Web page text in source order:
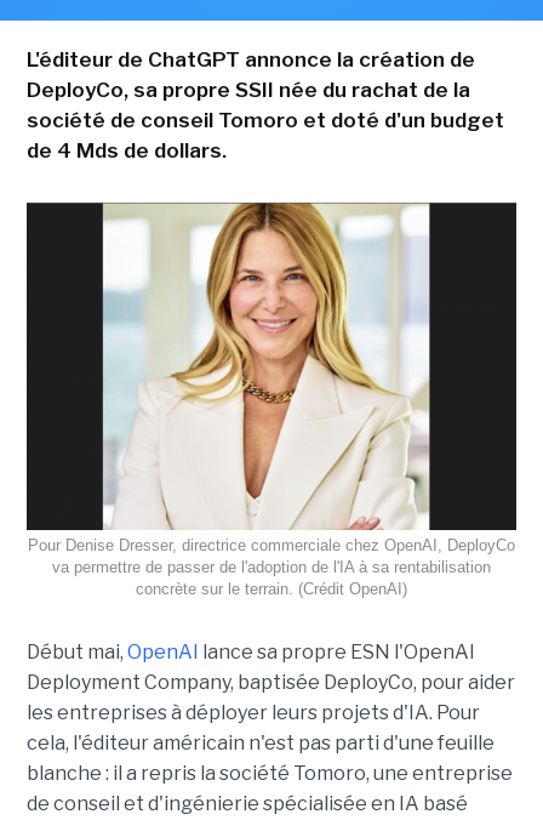
L'éditeur de ChatGPT annonce la création de
DeployCo, sa propre SSII née du rachat de la
société de conseil Tomoro et doté d'un budget
de 4 Mds de dollars.
Pour Denise Dresser, directrice commerciale chez OpenAI, DeployCo
va permettre de passer de l'adoption de l'IA à sa rentabilisation
concrète sur le terrain. (Crédit OpenAI)
Début mai, OpenAI lance sa propre ESN l'OpenAI
Deployment Company, baptisée DeployCo, pour aider
les entreprises à déployer leurs projets d'IA. Pour
cela, l'éditeur américain n'est pas parti d'une feuille
blanche : il a repris la société Tomoro, une entreprise
de conseil et d'ingénierie spécialisée en IA basé